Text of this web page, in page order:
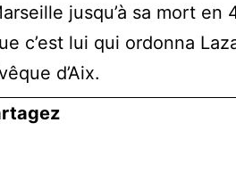
jusqu’à sa mort en
c’est lui qui ordonna
d’Aix.